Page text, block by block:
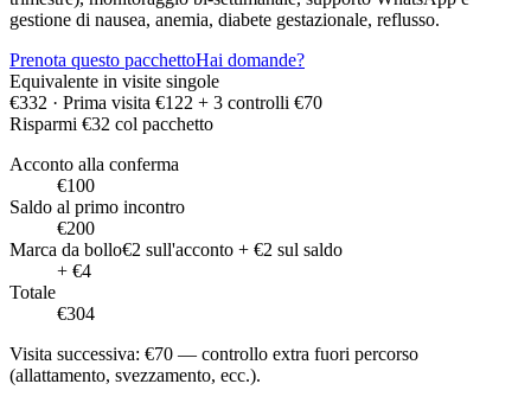
gestione di nausea, anemia, diabete gestazionale, reflusso.
Prenota questo pacchettoHai domande?
Equivalente in visite singole
€332 · Prima visita €122 + 3 controlli €70
Risparmi €32 col pacchetto
Acconto alla conferma
€100
Saldo al primo incontro
€200
Marca da bollo€2 sull'acconto + €2 sul saldo
+ €4
Totale
€304
Visita successiva: €70 — controllo extra fuori percorso
(allattamento, svezzamento, ecc.).